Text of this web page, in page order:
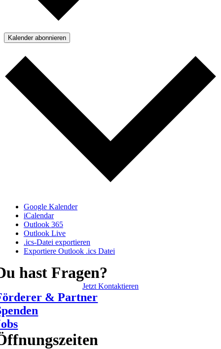
Kalender abonnieren
Google Kalender
iCalendar
Outlook 365
Outlook Live
.ics-Datei exportieren
Exportiere Outlook .ics Datei
hast Fragen?
Jetzt Kontaktieren
& Partner